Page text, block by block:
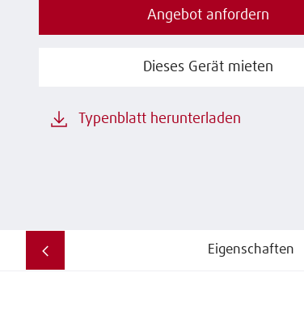
Angebot anfordern
Dieses Gerät mieten
Typenblatt herunterladen
Eigenschaften